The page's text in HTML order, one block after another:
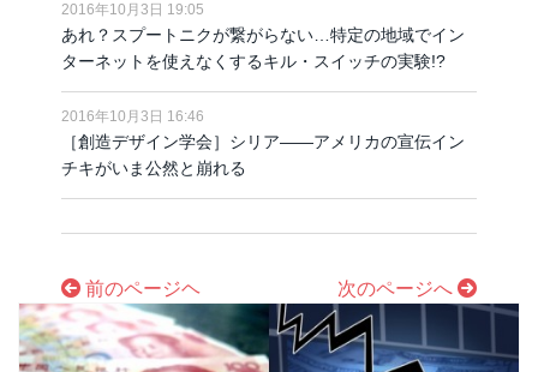
2016年10月3日 19:05
あれ？スプートニクが繋がらない…特定の地域でイン
ターネットを使えなくするキル・スイッチの実験!?
2016年10月3日 16:46
［創造デザイン学会］シリア――アメリカの宣伝イン
チキがいま公然と崩れる
前のページヘ 次のページへ